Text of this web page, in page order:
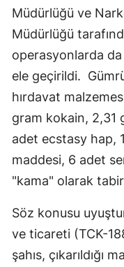
Müdürlüğü ve
Müdürlüğü
operasyonlarda
ele geçirildi.
hırdavat
gram kokain, 2,31
adet ecstasy hap,
maddesi, 6 adet
"kama" olarak
Söz konusu
ve ticareti (TCK-
şahıs, çıkarıldığı